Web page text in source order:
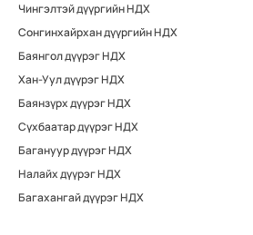
Чингэлтэй дүүргийн НДХ
Сонгинхайрхан дүүргийн НДХ
Баянгол дүүрэг НДХ
Хан-Уул дүүрэг НДХ
Баянзүрх дүүрэг НДХ
Сүхбаатар дүүрэг НДХ
Багануур дүүрэг НДХ
Налайх дүүрэг НДХ
Багахангай дүүрэг НДХ